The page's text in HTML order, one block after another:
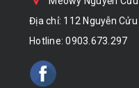
Địa chỉ: 112 Nguyễn
Hotline:0903.673.297